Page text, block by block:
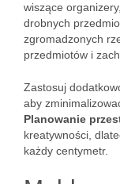
wiszące
drobnych
zgromadzonych
przedmiotów i
Zastosuj
aby
Planowanie
kreatywności,
każdy centymetr.